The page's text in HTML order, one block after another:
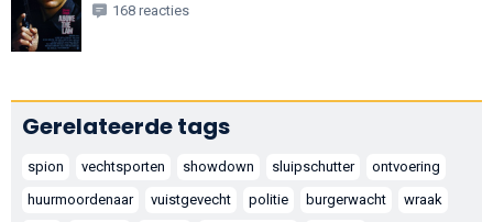
168 reacties
Gerelateerde tags
spion vechtsporten showdown sluipschutter
ontvoering
huurmoordenaar
vuistgevecht politie burgerwacht
wraak